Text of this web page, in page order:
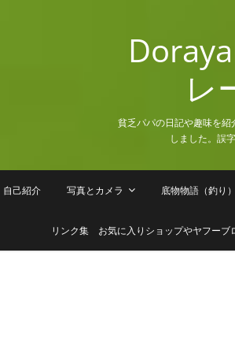
レ
貧乏パパの日記や趣味を
しました。誤
自己紹介 写真とカメラ 底物物語（釣り）
リンク集 お気に入りショップやヤフーブ